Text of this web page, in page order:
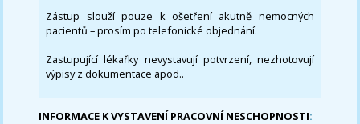
Zástup slouží pouze k ošetření akutně nemocných
pacientů – prosím po telefonické objednání.
Zastupující lékařky nevystavují potvrzení, nezhotovují
výpisy z dokumentace apod..
INFORMACE K VYSTAVENÍ PRACOVNÍ NESCHOPNOSTI: